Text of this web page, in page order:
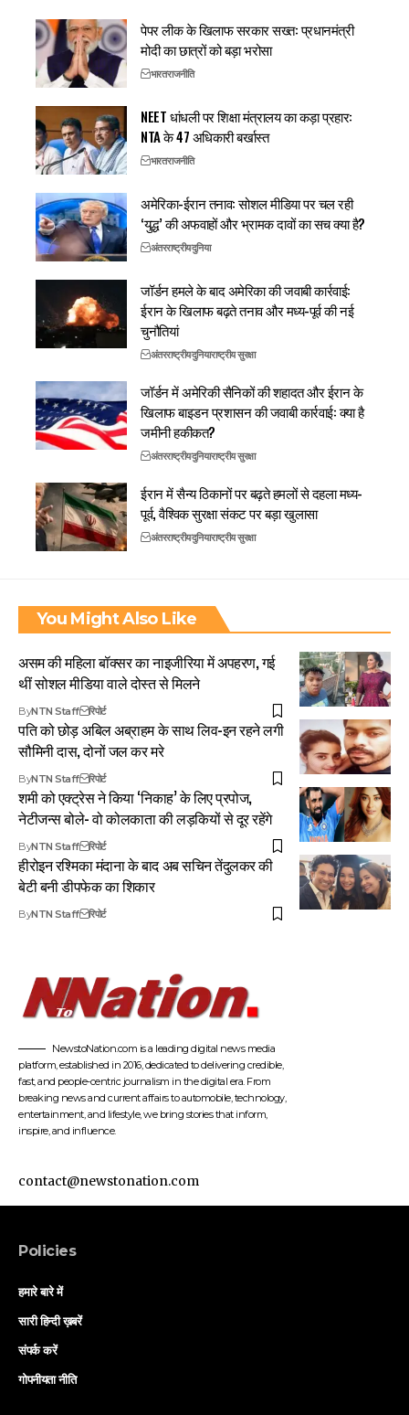
पेपर लीक के खिलाफ सरकार सख्त: प्रधानमंत्री
मोदी का छात्रों को बड़ा भरोसा
भारतराजनीति
NEET धांधली पर शिक्षा मंत्रालय का कड़ा प्रहार:
NTA के 47 अधिकारी बर्खास्त
भारतराजनीति
अमेरिका-ईरान तनाव: सोशल मीडिया पर चल रही
‘युद्ध’ की अफवाहों और भ्रामक दावों का सच क्या है?
अंतरराष्ट्रीयदुनिया
जॉर्डन हमले के बाद अमेरिका की जवाबी कार्रवाई:
ईरान के खिलाफ बढ़ते तनाव और मध्य-पूर्व की नई
चुनौतियां
अंतरराष्ट्रीयदुनियाराष्ट्रीय सुरक्षा
जॉर्डन में अमेरिकी सैनिकों की शहादत और ईरान के
खिलाफ बाइडन प्रशासन की जवाबी कार्रवाई: क्या है
जमीनी हकीकत?
अंतरराष्ट्रीयदुनियाराष्ट्रीय सुरक्षा
ईरान में सैन्य ठिकानों पर बढ़ते हमलों से दहला मध्य-
पूर्व, वैश्विक सुरक्षा संकट पर बड़ा खुलासा
अंतरराष्ट्रीयदुनियाराष्ट्रीय सुरक्षा
You Might Also Like
असम की महिला बॉक्सर का नाइजीरिया में अपहरण, गई
थीं सोशल मीडिया वाले दोस्त से मिलने
ByNTN Staff रिपोर्ट
पति को छोड़ अबिल अब्राहम के साथ लिव-इन रहने लगी
सौमिनी दास, दोनों जल कर मरे
ByNTN Staff रिपोर्ट
शमी को एक्ट्रेस ने किया ‘निकाह’ के लिए प्रपोज,
नेटीजन्स बोले- वो कोलकाता की लड़कियों से दूर रहेंगे
ByNTN Staff रिपोर्ट
हीरोइन रश्मिका मंदाना के बाद अब सचिन तेंदुलकर की
बेटी बनी डीपफेक का शिकार
ByNTN Staff रिपोर्ट
NewstoNation.com is a leading digital news media
platform, established in 2016, dedicated to delivering credible,
fast, and people-centric journalism in the digital era. From
breaking news and current affairs to automobile, technology,
entertainment, and lifestyle, we bring stories that inform,
inspire, and influence.
contact@newstonation.com
Policies
हमारे बारे में
सारी हिन्दी ख़बरें
संपर्क करें
गोपनीयता नीति